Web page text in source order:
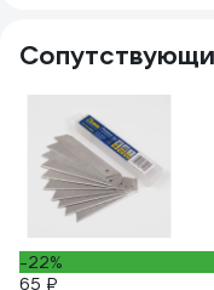
-22%
65 ₽